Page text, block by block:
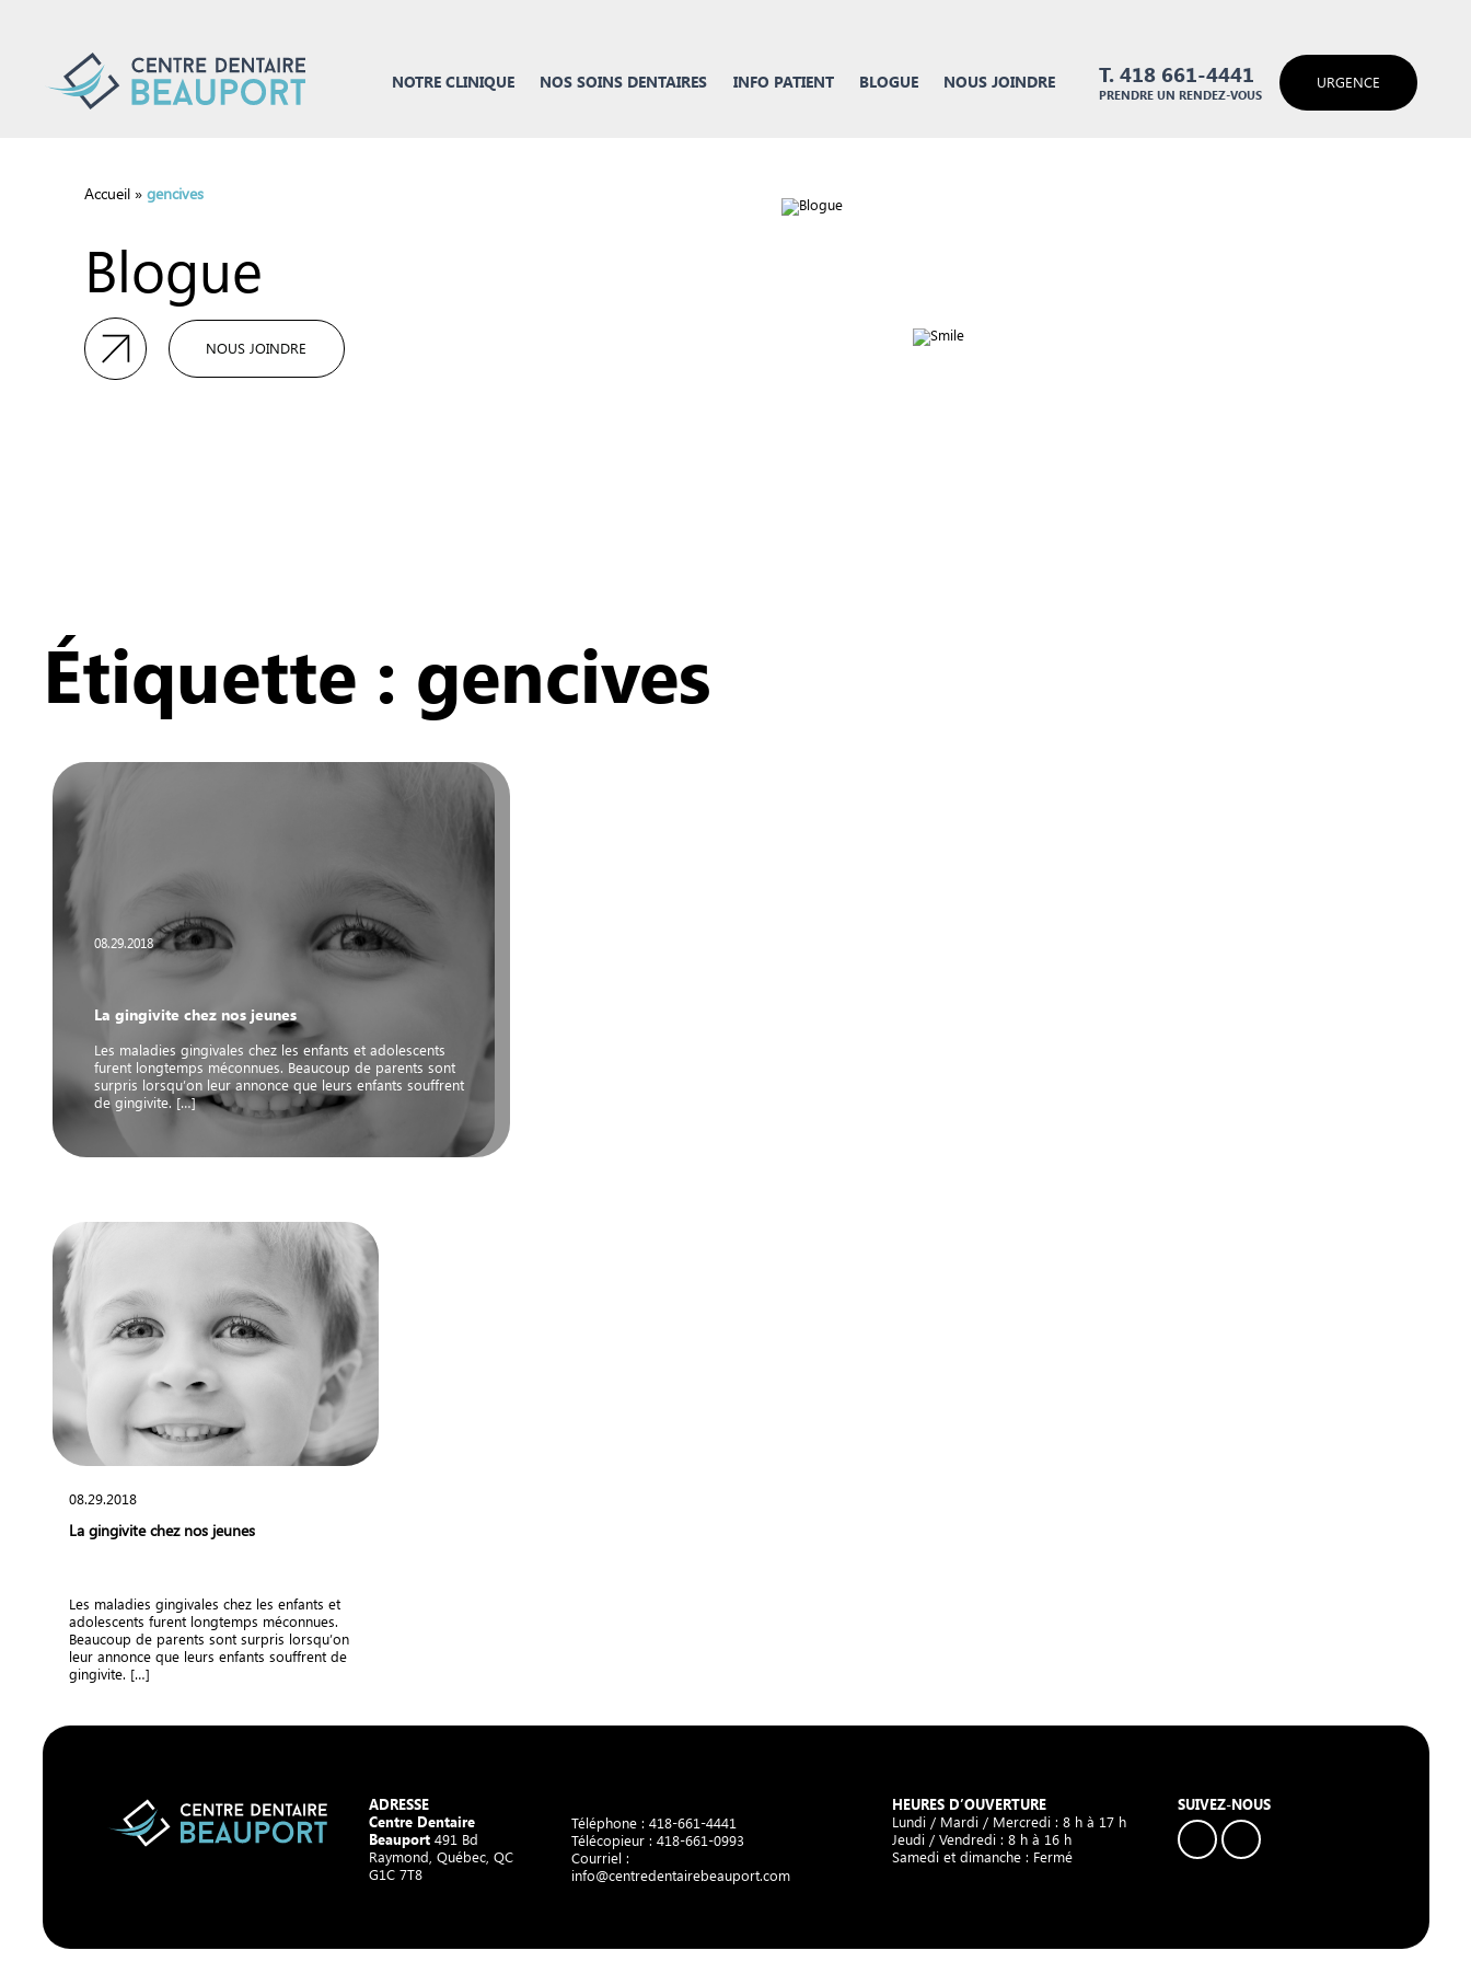
NOTRE CLINIQUE NOS SOINS DENTAIRES INFO PATIENT BLOGUE NOUS JOINDRE T. 418 661-4441
PRENDRE UN RENDEZ-VOUS
URGENCE
Accueil » gencives
Blogue
NOUS JOINDRE
Étiquette : gencives
08.29.2018
La gingivite chez nos jeunes
Les maladies gingivales chez les enfants et adolescents
furent longtemps méconnues. Beaucoup de parents sont
surpris lorsqu’on leur annonce que leurs enfants souffrent
de gingivite. […]
08.29.2018
La gingivite chez nos jeunes
Les maladies gingivales chez les enfants et
adolescents furent longtemps méconnues.
Beaucoup de parents sont surpris lorsqu’on
leur annonce que leurs enfants souffrent de
gingivite. […]
ADRESSE
Centre Dentaire
Beauport 491 Bd
Raymond, Québec, QC
G1C 7T8
Téléphone : 418-661-4441
Télécopieur : 418-661-0993
Courriel :
info@centredentairebeauport.com
HEURES D’OUVERTURE
Lundi / Mardi / Mercredi : 8 h à 17 h
Jeudi / Vendredi : 8 h à 16 h
Samedi et dimanche : Fermé
SUIVEZ-NOUS